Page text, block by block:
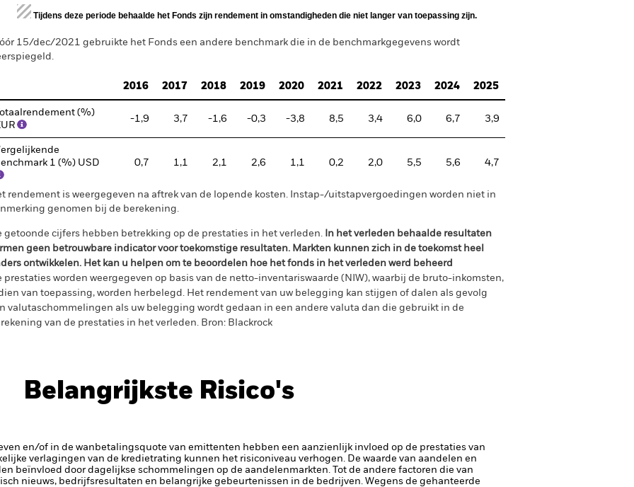
of interactive chart.
Tijdens deze periode behaalde het Fonds zijn rendement in omstandigheden die niet langer van toepassing zijn.
15/dec/2021 gebruikte het Fonds een andere benchmark die in de benchmarkgegevens wordt
2016 2017 2018 2019 2020 2021 2022 2023 2024 2025
Totaalrendement (%)
-1,9 3,7 -1,6 -0,3 -3,8 8,5 3,4 6,0 6,7 3,9
1 (%) USD
0,7 1,1 2,1 2,6 1,1 0,2 2,0 5,5 5,6 4,7
rendement is weergegeven na aftrek van de lopende kosten. Instap-/uitstapvergoedingen worden niet in
genomen bij de berekening.
getoonde cijfers hebben betrekking op de prestaties in het verleden. In het verleden behaalde resultaten
geen betrouwbare indicator voor toekomstige resultaten. Markten kunnen zich in de toekomst heel
ontwikkelen. Het kan u helpen om te beoordelen hoe het fonds in het verleden werd beheerd
prestaties worden weergegeven op basis van de netto-inventariswaarde (NIW), waarbij de bruto-inkomsten,
van toepassing, worden herbelegd. Het rendement van uw belegging kan stijgen of dalen als gevolg
valutaschommelingen als uw belegging wordt gedaan in een andere valuta dan die gebruikt in de
van de prestaties in het verleden. Bron: Blackrock
Belangrijkste Risico's
en/of in de wanbetalingsquote van emittenten hebben een aanzienlijk invloed op de prestaties van
verlagingen van de kredietrating kunnen het risiconiveau verhogen. De waarde van aandelen en
beïnvloed door dagelijkse schommelingen op de aandelenmarkten. Tot de andere factoren die van
nieuws, bedrijfsresultaten en belangrijke gebeurtenissen in de bedrijven. Wegens de gehanteerde